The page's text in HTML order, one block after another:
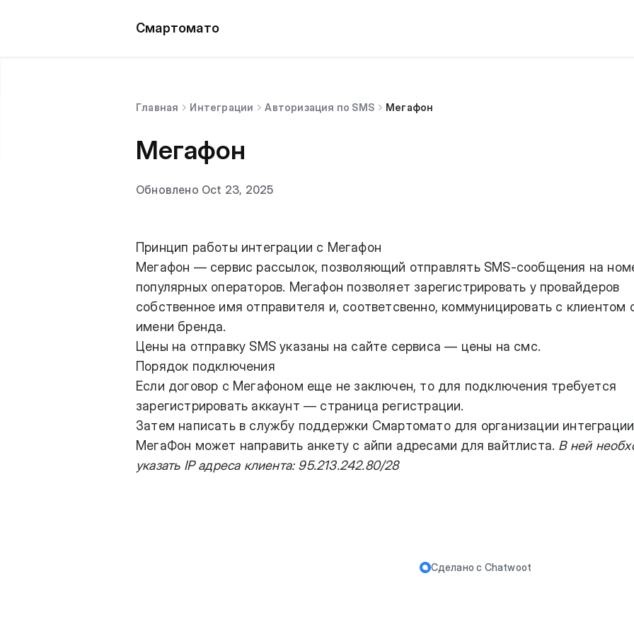
Смартомато
Главная Интеграции Авторизация по SMS Мегафон
Мегафон
Обновлено Oct 23, 2025
Принцип работы интеграции с Мегафон
Мегафон — сервис рассылок, позволяющий отправлять SMS-сообщения на
популярных операторов. Мегафон позволяет зарегистрировать у провайдеров
собственное имя отправителя и, соответсвенно, коммуницировать с клиентом
имени бренда.
Цены на отправку SMS указаны на сайте сервиса — цены на смс.
Порядок подключения
Если договор с Мегафоном еще не заключен, то для подключения требуется
зарегистрировать аккаунт — страница регистрации.
Затем написать в службу поддержки Смартомато для организации
МегаФон может направить анкету с айпи адресами для вайтлиста. В ней
указать IP адреса клиента: 95.213.242.80/28
Сделано с Chatwoot